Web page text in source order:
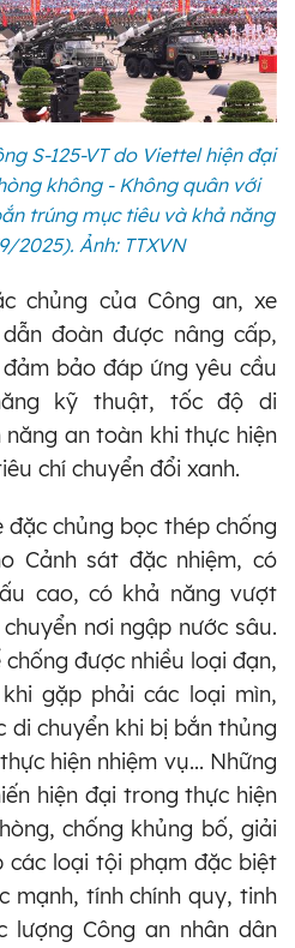
S-125-VT do Viettel hiện đại
không - Không quân với
trúng mục tiêu và khả năng
2025). Ảnh: TTXVN
chủng của Công an, xe
đoàn được nâng cấp,
bảo đáp ứng yêu cầu
kỹ thuật, tốc độ di
an toàn khi thực hiện
chí chuyển đổi xanh.
đặc chủng bọc thép chống
Cảnh sát đặc nhiệm, có
cao, có khả năng vượt
nơi ngập nước sâu.
được nhiều loại đạn,
gặp phải các loại mìn,
di chuyển khi bị bắn thủng
hiện nhiệm vụ... Những
hiện đại trong thực hiện
chống khủng bố, giải
loại tội phạm đặc biệt
mạnh, tính chính quy, tinh
lượng Công an nhân dân